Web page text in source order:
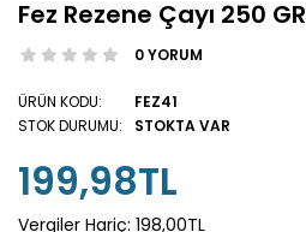
Fez Rezene Çayı 250 GR
0 YORUM
ÜRÜN KODU:
STOK DURUMU:
FEZ41
STOKTA VAR
199,98TL
Vergiler Hariç: 198,00TL